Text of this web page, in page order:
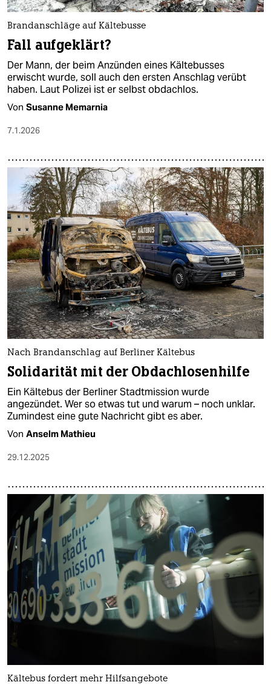
Brandanschläge auf Kältebusse
Fall aufgeklärt?
Der Mann, der beim Anzünden eines Kältebusses
erwischt wurde, soll auch den ersten Anschlag verübt
haben. Laut Polizei ist er selbst obdachlos.
Von Susanne Memarnia
7.1.2026
Nach Brandanschlag auf Berliner Kältebus
Solidarität mit der Obdachlosenhilfe
Ein Kältebus der Berliner Stadtmission wurde
angezündet. Wer so etwas tut und warum – noch unklar.
Zumindest eine gute Nachricht gibt es aber.
Von Anselm Mathieu
29.12.2025
Kältebus fordert mehr Hilfsangebote